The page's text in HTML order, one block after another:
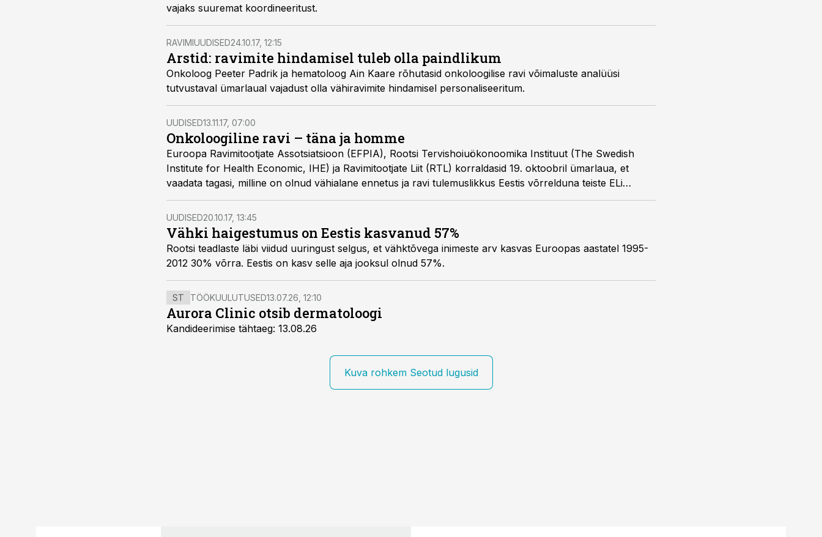
vajaks suuremat koordineeritust.
RAVIMIUUDISED24.10.17, 12:15
Arstid: ravimite hindamisel tuleb olla paindlikum
Onkoloog Peeter Padrik ja hematoloog Ain Kaare rõhutasid onkoloogilise ravi võimaluste analüüsi
tutvustaval ümarlaual vajadust olla vähiravimite hindamisel personaliseeritum.
UUDISED13.11.17, 07:00
Onkoloogiline ravi – täna ja homme
Euroopa Ravimitootjate Assotsiatsioon (EFPIA), Rootsi Tervishoiuökonoomika Instituut (The Swedish
Institute for Health Economic, IHE) ja Ravimitootjate Liit (RTL) korraldasid 19. oktoobril ümarlaua, et
vaadata tagasi, milline on olnud vähialane ennetus ja ravi tulemuslikkus Eestis võrrelduna teiste ELi
riikidega ning arutada võimalusi ravi tulemuslikkuse tõstmiseks.
UUDISED20.10.17, 13:45
Vähki haigestumus on Eestis kasvanud 57%
Rootsi teadlaste läbi viidud uuringust selgus, et vähktõvega inimeste arv kasvas Euroopas aastatel 1995-
2012 30% võrra. Eestis on kasv selle aja jooksul olnud 57%.
ST TÖÖKUULUTUSED13.07.26, 12:10
Aurora Clinic otsib dermatoloogi
Kandideerimise tähtaeg: 13.08.26
Kuva rohkem Seotud lugusid